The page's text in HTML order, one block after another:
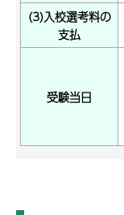
(3)入校選考料の
支払
受験当日